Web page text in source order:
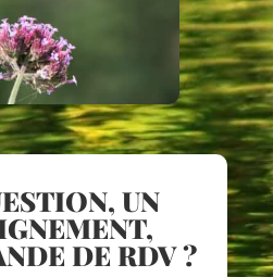
UN
DE RDV ?